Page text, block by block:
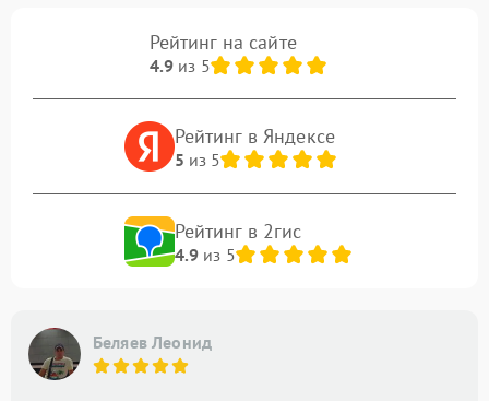
Рейтинг на сайте
4.9из 5
Рейтинг в Яндексе
5 из 5
Рейтинг в 2гис
4.9из 5
Беляев Леонид